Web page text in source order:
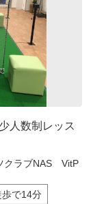
人数制レッス
クラブNAS VitP
で14分